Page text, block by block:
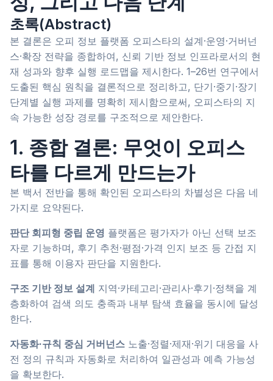
초록(Abstract)
본 결론은 오피 정보 플랫폼 오피스타의 설계·운영·거버넌
스·확장 전략을 종합하여, 신뢰 기반 정보 인프라로서의 현
재 성과와 향후 실행 로드맵을 제시한다. 1–26번 연구에서
도출된 핵심 원칙을 결론적으로 정리하고, 단기·중기·장기
단계별 실행 과제를 명확히 제시함으로써, 오피스타의 지
속 가능한 성장 경로를 구조적으로 제안한다.
1. 종합 결론: 무엇이 오피스
타를 다르게 만드는가
본 백서 전반을 통해 확인된 오피스타의 차별성은 다음 네
가지로 요약된다.
판단 회피형 중립 운영 플랫폼은 평가자가 아닌 선택 보조
자로 기능하며, 후기 추천·평점·가격 인지 보조 등 간접 지
표를 통해 이용자 판단을 지원한다.
구조 기반 정보 설계 지역·카테고리·관리사·후기·정책을 계
층화하여 검색 의도 충족과 내부 탐색 효율을 동시에 달성
한다.
자동화·규칙 중심 거버넌스 노출·정렬·제재·위기 대응을 사
전 정의 규칙과 자동화로 처리하여 일관성과 예측 가능성
을 확보한다.